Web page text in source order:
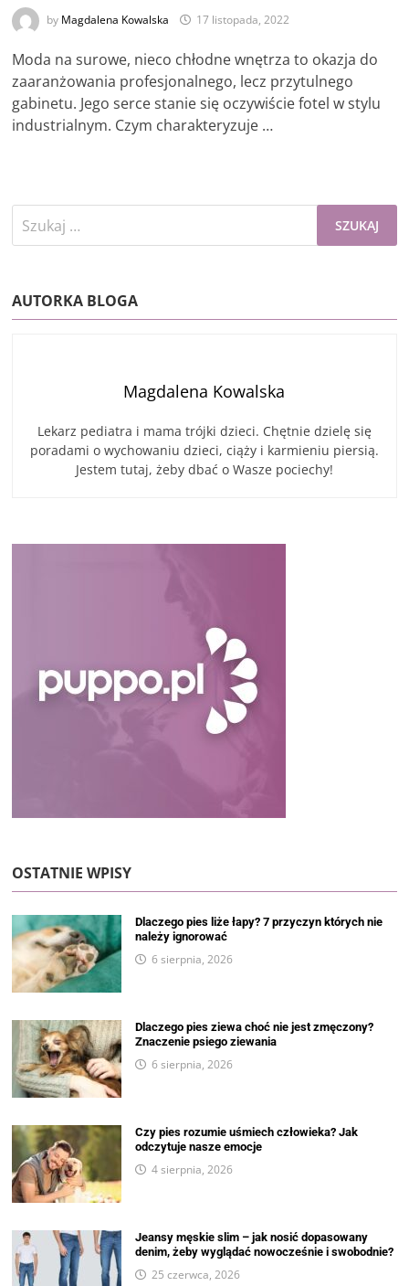
by Magdalena Kowalska 17 listopada, 2022
Moda na surowe, nieco chłodne wnętrza to okazja do
zaaranżowania profesjonalnego, lecz przytulnego
gabinetu. Jego serce stanie się oczywiście fotel w stylu
industrialnym. Czym charakteryzuje …
Szukaj:
AUTORKA BLOGA
Magdalena Kowalska
Lekarz pediatra i mama trójki dzieci. Chętnie dzielę się
poradami o wychowaniu dzieci, ciąży i karmieniu piersią.
Jestem tutaj, żeby dbać o Wasze pociechy!
OSTATNIE WPISY
Dlaczego pies liże łapy? 7 przyczyn których nie
należy ignorować
6 sierpnia, 2026
Dlaczego pies ziewa choć nie jest zmęczony?
Znaczenie psiego ziewania
6 sierpnia, 2026
Czy pies rozumie uśmiech człowieka? Jak
odczytuje nasze emocje
4 sierpnia, 2026
Jeansy męskie slim – jak nosić dopasowany
denim, żeby wyglądać nowocześnie i swobodnie?
25 czerwca, 2026